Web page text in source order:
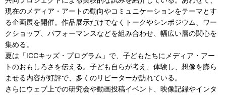
現在のメディア・アートの動向やコミュニケーションをテーマとす
る企画展を開催。作品展示だけでなくトークやシンポジウム、ワー
クショップ、パフォーマンスなどを組み合わせ、幅広い層の関心を
集める。
夏は「ICCキッズ・プログラム」で、子どもたちにメディア・アー
トのおもしろさを伝える。子ども自らが考え、体験し、想像を膨ら
ませる内容が好評で、多くのリピーターが訪れている。
さらにウェブ上での研究会や動画投稿イベント、映像記録やインタ